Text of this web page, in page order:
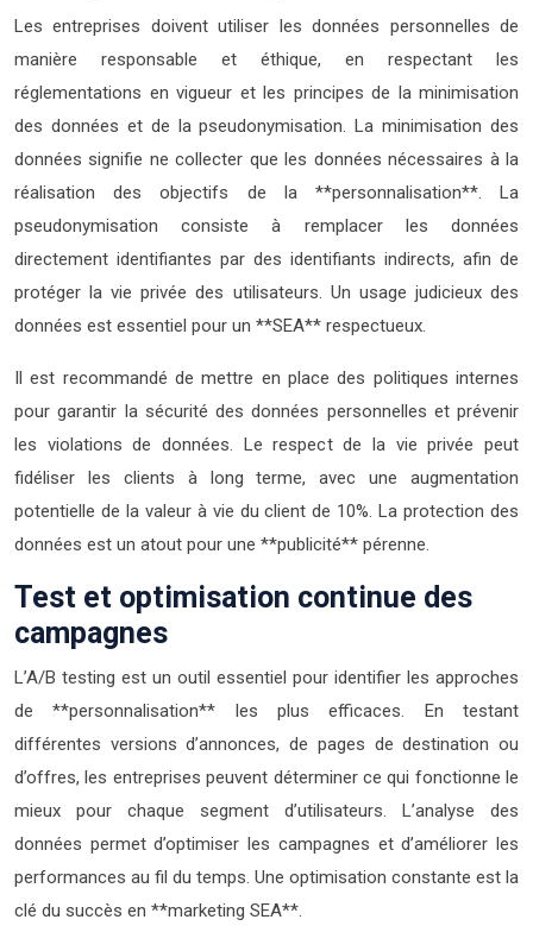
Les entreprises doivent utiliser les données personnelles de
manière responsable et éthique, en respectant les
réglementations en vigueur et les principes de la minimisation
des données et de la pseudonymisation. La minimisation des
données signifie ne collecter que les données nécessaires à la
réalisation des objectifs de la **personnalisation**. La
pseudonymisation consiste à remplacer les données
directement identifiantes par des identifiants indirects, afin de
protéger la vie privée des utilisateurs. Un usage judicieux des
données est essentiel pour un **SEA** respectueux.
Il est recommandé de mettre en place des politiques internes
pour garantir la sécurité des données personnelles et prévenir
les violations de données. Le respect de la vie privée peut
fidéliser les clients à long terme, avec une augmentation
potentielle de la valeur à vie du client de 10%. La protection des
données est un atout pour une **publicité** pérenne.
Test et optimisation continue des
campagnes
L’A/B testing est un outil essentiel pour identifier les approches
de **personnalisation** les plus efficaces. En testant
différentes versions d’annonces, de pages de destination ou
d’offres, les entreprises peuvent déterminer ce qui fonctionne le
mieux pour chaque segment d’utilisateurs. L’analyse des
données permet d’optimiser les campagnes et d’améliorer les
performances au fil du temps. Une optimisation constante est la
clé du succès en **marketing SEA**.